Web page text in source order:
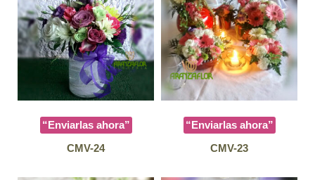
“Enviarlas ahora”
CMV-24
“Enviarlas ahora”
CMV-23